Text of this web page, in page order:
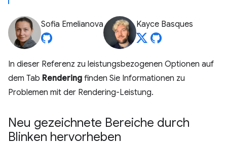
Sofia Emelianova Kayce Basques
In dieser Referenz zu leistungsbezogenen Optionen auf
dem Tab Rendering finden Sie Informationen zu
Problemen mit der Rendering-Leistung.
Neu gezeichnete Bereiche durch
Blinken hervorheben